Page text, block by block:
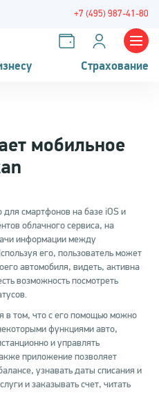
+7 (495) 987-41-80
Страхование
мобильное
смартфонов на базе iOS и
облачного сервиса, на
информации между
его, пользователь может
автомобиля, видеть, активна
возможность посмотреть
в том, что с его помощью можно
функциями авто,
и управлять
приложение позволяет
узнавать даты списания и
и заказывать счет, читать